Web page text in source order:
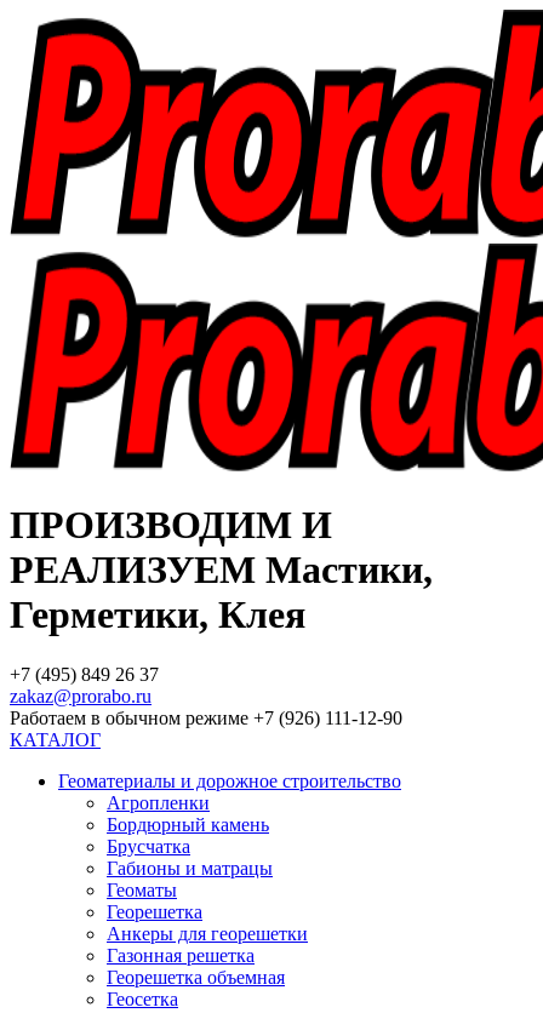
ПРОИЗВОДИМ И
РЕАЛИЗУЕМ Мастики,
Герметики, Клея
+7 (495) 849 26 37
zakaz@prorabo.ru
Работаем в обычном режиме +7 (926) 111-12-90
КАТАЛОГ
Геоматериалы и дорожное строительство
Агропленки
Бордюрный камень
Брусчатка
Габионы и матрацы
Геоматы
Георешетка
Анкеры для георешетки
Газонная решетка
Георешетка объемная
Геосетка